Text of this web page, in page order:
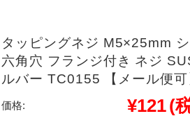
タッピングネジ M5×25mm
六角穴 フランジ付き ネジ
ルバー TC0155 【メール便可
価格: ¥121(